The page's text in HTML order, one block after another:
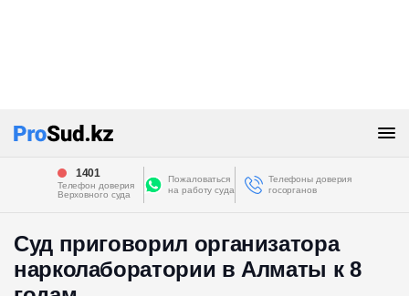
1401
Телефон доверия
Верховного суда
Пожаловаться
на работу суда
Телефоны доверия
госорганов
Суд приговорил организатора
нарколаборатории в Алматы к 8